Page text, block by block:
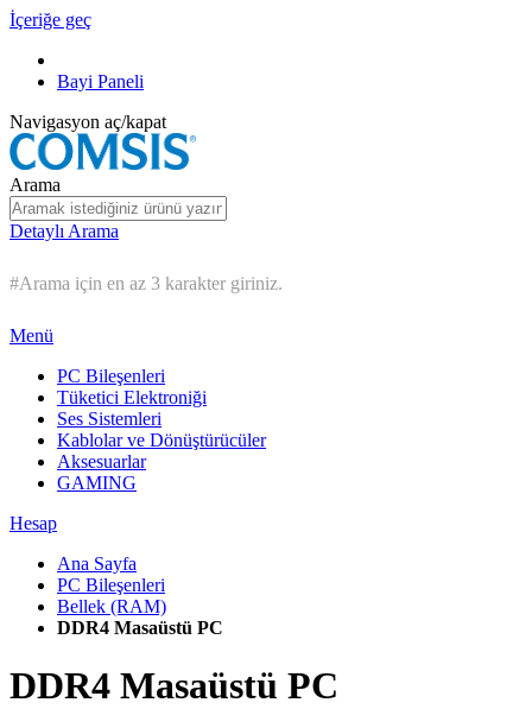
İçeriğe geç
Bayi Paneli
Navigasyon aç/kapat
Arama
Detaylı Arama
#Arama için en az 3 karakter giriniz.
Menü
PC Bileşenleri
Tüketici Elektroniği
Ses Sistemleri
Kablolar ve Dönüştürücüler
Aksesuarlar
GAMING
Hesap
Ana Sayfa
PC Bileşenleri
Bellek (RAM)
DDR4 Masaüstü PC
DDR4 Masaüstü PC